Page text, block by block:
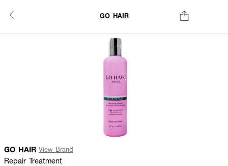
GO HAIR
GO HAIR View Brand
Repair Treatment